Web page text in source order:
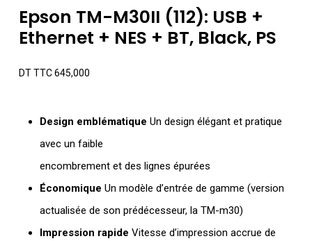
Epson TM-M30II (112): USB +
Ethernet + NES + BT, Black, PS
DT TTC645,000
Design emblématique Un design élégant et pratique
avec un faible
encombrement et des lignes épurées
Économique Un modèle d’entrée de gamme (version
actualisée de son prédécesseur, la TM-m30)
Impression rapide Vitesse d’impression accrue de